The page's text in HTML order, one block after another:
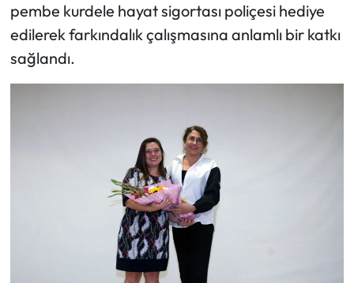
pembe kurdele hayat sigortası poliçesi hediye
edilerek farkındalık çalışmasına anlamlı bir katkı
sağlandı.